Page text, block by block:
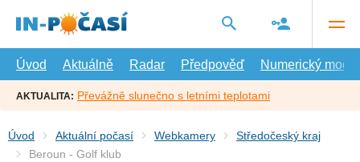
hlavní
Úvod
Aktuálně Radar Předpověď Numerický model
AKTUALITA: Převážně slunečno s letními teplotami
Úvod Aktuální počasí Webkamery
Středočeský kraj
Beroun - Golf klub